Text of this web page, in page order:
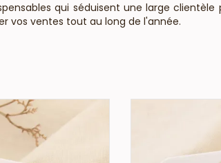
qui séduisent une large
vos ventes tout au long de l'année.